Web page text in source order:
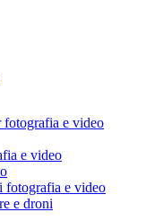
e video
e video
fotografia e video
e droni